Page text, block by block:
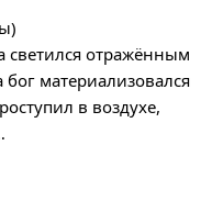
светился отражённым
материализовался
в воздухе,